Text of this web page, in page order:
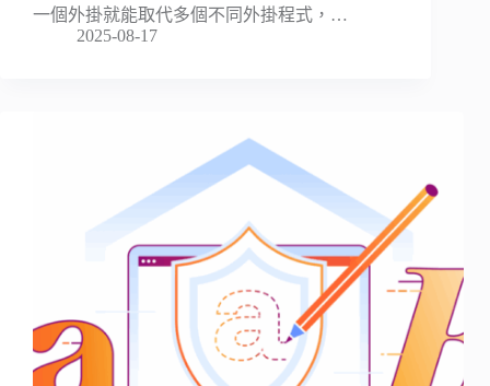
一個外掛就能取代多個不同外掛程式，…
2025-08-17